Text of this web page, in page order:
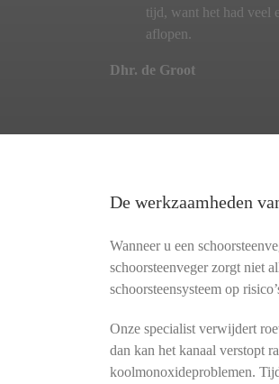
tijd, want het had veel
aflopen.
Dhr. de Groot
De werkzaamheden
Wanneer u een
schoorsteenveger zorgt niet
schoorsteensysteem op
Onze specialist verwijdert
dan kan het kanaal verstopt
koolmonoxideproblemen.